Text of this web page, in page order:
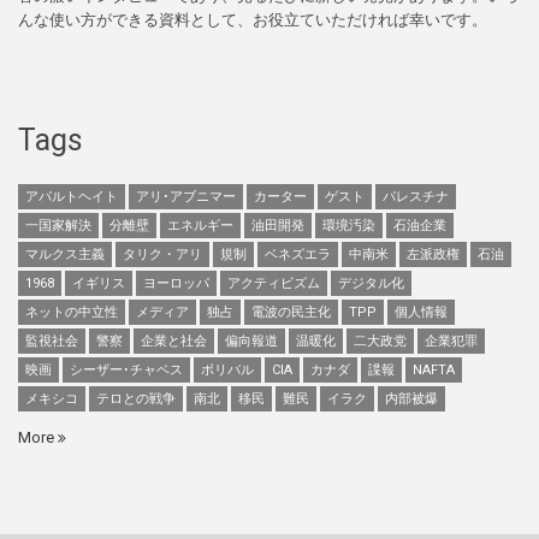
んな使い方ができる資料として、お役立ていただければ幸いです。
Tags
アパルトヘイト アリ･アブニマー カーター ゲスト
パレスチナ
一国家解決
分離壁 エネルギー 油田開発 環境汚染
石油企業
マルクス主義
タリク・アリ 規制 ベネズエラ 中南米 左派政権
石油
1968
イギリス ヨーロッパ アクティビズム
デジタル化
ネットの中立性
メディア 独占 電波の民主化 TPP
個人情報
監視社会
警察 企業と社会 偏向報道 温暖化 二大政党
企業犯罪
映画
シーザー･チャベス ボリバル CIA カナダ 諜報
NAFTA
メキシコ
テロとの戦争 南北 移民 難民 イラク 内部被爆
More